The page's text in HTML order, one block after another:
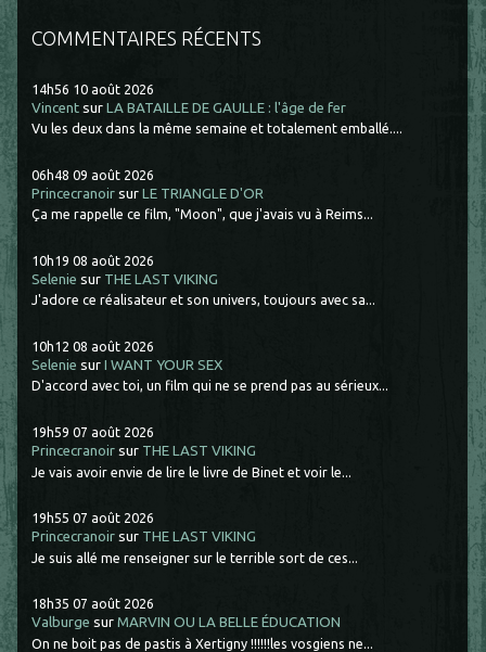
COMMENTAIRES RÉCENTS
14h56 10 août 2026
Vincent surLA BATAILLE DE GAULLE : l'âge de fer
Vu les deux dans la même semaine et totalement emballé....
06h48 09 août 2026
Princecranoir surLE TRIANGLE D'OR
Ça me rappelle ce film, "Moon", que j'avais vu à Reims...
10h19 08 août 2026
Selenie sur THE LAST VIKING
J'adore ce réalisateur et son univers, toujours avec sa...
10h12 08 août 2026
Selenie surI WANT YOUR SEX
D'accord avec toi, un film qui ne se prend pas au sérieux...
19h59 07 août 2026
Princecranoir sur THE LAST VIKING
Je vais avoir envie de lire le livre de Binet et voir le...
19h55 07 août 2026
Princecranoir sur THE LAST VIKING
Je suis allé me renseigner sur le terrible sort de ces...
18h35 07 août 2026
Valburge surMARVIN OU LA BELLE ÉDUCATION
On ne boit pas de pastis à Xertigny !!!!!!les vosgiens ne...